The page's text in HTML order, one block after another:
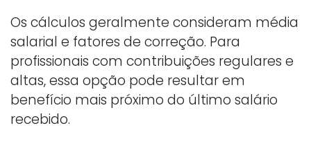
Os cálculos geralmente consideram média
salarial e fatores de correção. Para
profissionais com contribuições regulares e
altas, essa opção pode resultar em
benefício mais próximo do último salário
recebido.